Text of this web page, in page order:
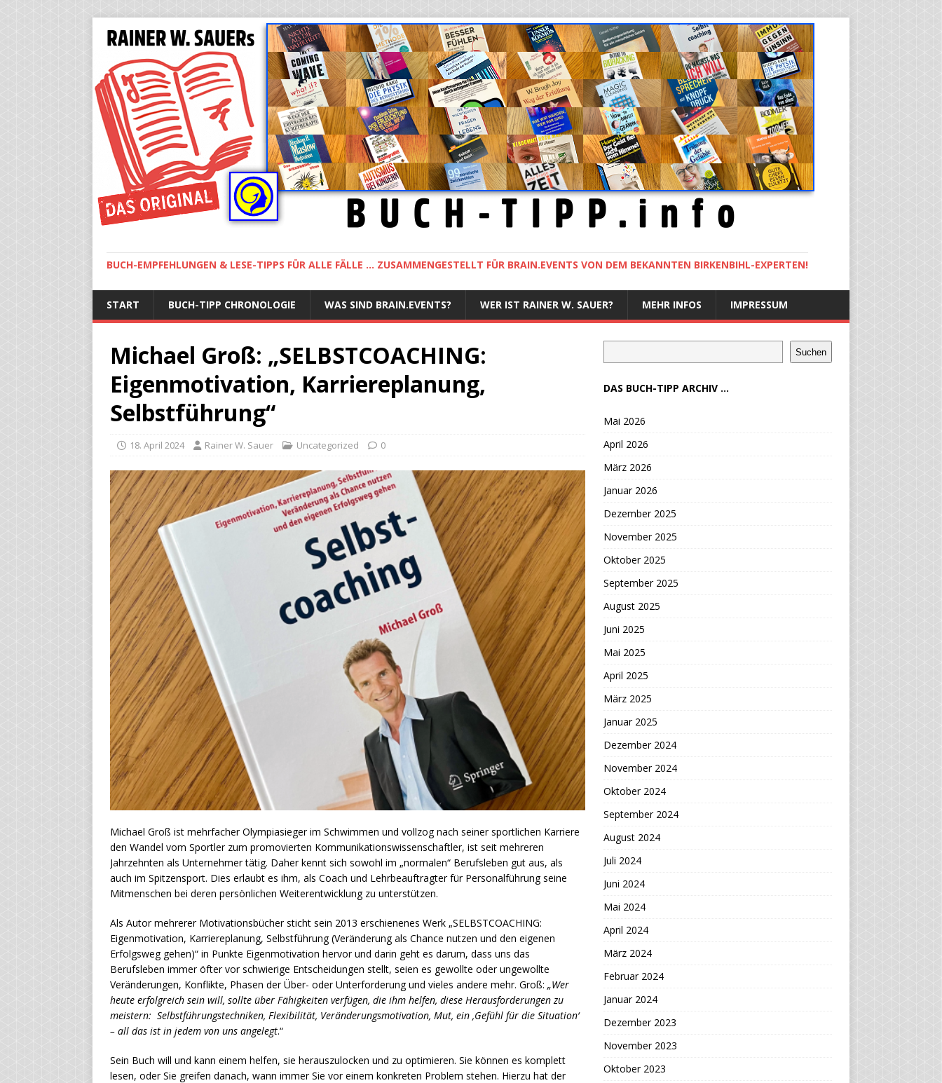
BUCH-EMPFEHLUNGEN & LESE-TIPPS FÜR ALLE FÄLLE ... ZUSAMMENGESTELLT FÜR BRAIN.EVENTS VON DEM BEKANNTEN BIRKENBIHL-EXPERTEN!
START BUCH-TIPP CHRONOLOGIE WAS SIND BRAIN.EVENTS? WER IST RAINER W. SAUER? MEHR INFOS IMPRESSUM
Michael Groß: „SELBSTCOACHING:
Eigenmotivation, Karriereplanung,
Selbstführung“
18. April 2024 Rainer W. Sauer Uncategorized 0
Michael Groß ist mehrfacher Olympiasieger im Schwimmen und vollzog nach seiner sportlichen Karriere
den Wandel vom Sportler zum promovierten Kommunikationswissenschaftler, ist seit mehreren
Jahrzehnten als Unternehmer tätig. Daher kennt sich sowohl im „normalen“ Berufsleben gut aus, als
auch im Spitzensport. Dies erlaubt es ihm, als Coach und Lehrbeauftragter für Personalführung seine
Mitmenschen bei deren persönlichen Weiterentwicklung zu unterstützen.
Als Autor mehrerer Motivationsbücher sticht sein 2013 erschienenes Werk „SELBSTCOACHING:
Eigenmotivation, Karriereplanung, Selbstführung (Veränderung als Chance nutzen und den eigenen
Erfolgsweg gehen)“ in Punkte Eigenmotivation hervor und darin geht es darum, dass uns das
Berufsleben immer öfter vor schwierige Entscheidungen stellt, seien es gewollte oder ungewollte
Veränderungen, Konflikte, Phasen der Über- oder Unterforderung und vieles andere mehr. Groß: „Wer
heute erfolgreich sein will, sollte über Fähigkeiten verfügen, die ihm helfen, diese Herausforderungen zu
meistern: Selbstführungstechniken, Flexibilität, Veränderungsmotivation, Mut, ein ‚Gefühl für die Situation‘
– all das ist in jedem von uns angelegt.“
Sein Buch will und kann einem helfen, sie herauszulocken und zu optimieren. Sie können es komplett
lesen, oder Sie greifen danach, wann immer Sie vor einem konkreten Problem stehen. Hierzu hat der
Suchen
DAS BUCH-TIPP ARCHIV ...
Mai 2026
April 2026
März 2026
Januar 2026
Dezember 2025
November 2025
Oktober 2025
September 2025
August 2025
Juni 2025
Mai 2025
April 2025
März 2025
Januar 2025
Dezember 2024
November 2024
Oktober 2024
September 2024
August 2024
Juli 2024
Juni 2024
Mai 2024
April 2024
März 2024
Februar 2024
Januar 2024
Dezember 2023
November 2023
Oktober 2023